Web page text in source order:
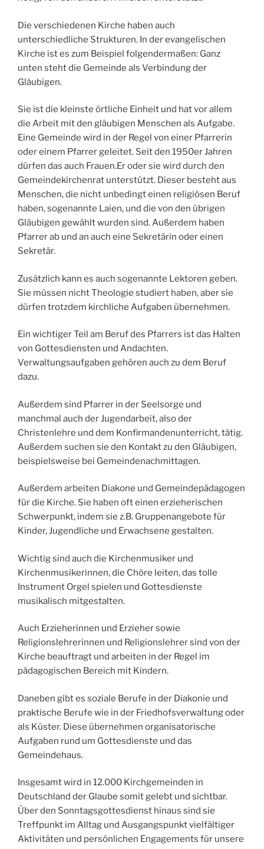
Die verschiedenen Kirche haben auch
unterschiedliche Strukturen. In der evangelischen
Kirche ist es zum Beispiel folgendermaßen: Ganz
unten steht die Gemeinde als Verbindung der
Gläubigen.
Sie ist die kleinste örtliche Einheit und hat vor allem
die Arbeit mit den gläubigen Menschen als Aufgabe.
Eine Gemeinde wird in der Regel von einer Pfarrerin
oder einem Pfarrer geleitet. Seit den 1950er Jahren
dürfen das auch Frauen.Er oder sie wird durch den
Gemeindekirchenrat unterstützt. Dieser besteht aus
Menschen, die nicht unbedingt einen religiösen Beruf
haben, sogenannte Laien, und die von den übrigen
Gläubigen gewählt wurden sind. Außerdem haben
Pfarrer ab und an auch eine Sekretärin oder einen
Sekretär.
Zusätzlich kann es auch sogenannte Lektoren geben.
Sie müssen nicht Theologie studiert haben, aber sie
dürfen trotzdem kirchliche Aufgaben übernehmen.
Ein wichtiger Teil am Beruf des Pfarrers ist das Halten
von Gottesdiensten und Andachten.
Verwaltungsaufgaben gehören auch zu dem Beruf
dazu.
Außerdem sind Pfarrer in der Seelsorge und
manchmal auch der Jugendarbeit, also der
Christenlehre und dem Konfirmandenunterricht, tätig.
Außerdem suchen sie den Kontakt zu den Gläubigen,
beispielsweise bei Gemeindenachmittagen.
Außerdem arbeiten Diakone und Gemeindepädagogen
für die Kirche. Sie haben oft einen erzieherischen
Schwerpunkt, indem sie z.B. Gruppenangebote für
Kinder, Jugendliche und Erwachsene gestalten.
Wichtig sind auch die Kirchenmusiker und
Kirchenmusikerinnen, die Chöre leiten, das tolle
Instrument Orgel spielen und Gottesdienste
musikalisch mitgestalten.
Auch Erzieherinnen und Erzieher sowie
Religionslehrerinnen und Religionslehrer sind von der
Kirche beauftragt und arbeiten in der Regel im
pädagogischen Bereich mit Kindern.
Daneben gibt es soziale Berufe in der Diakonie und
praktische Berufe wie in der Friedhofsverwaltung oder
als Küster. Diese übernehmen organisatorische
Aufgaben rund um Gottesdienste und das
Gemeindehaus.
Insgesamt wird in 12.000 Kirchgemeinden in
Deutschland der Glaube somit gelebt und sichtbar.
Über den Sonntagsgottesdienst hinaus sind sie
Treffpunkt im Alltag und Ausgangspunkt vielfältiger
Aktivitäten und persönlichen Engagements für unsere